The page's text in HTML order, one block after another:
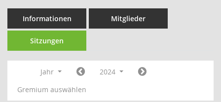
Informationen Mitglieder
Sitzungen
Jahr
2024
Gremium auswählen